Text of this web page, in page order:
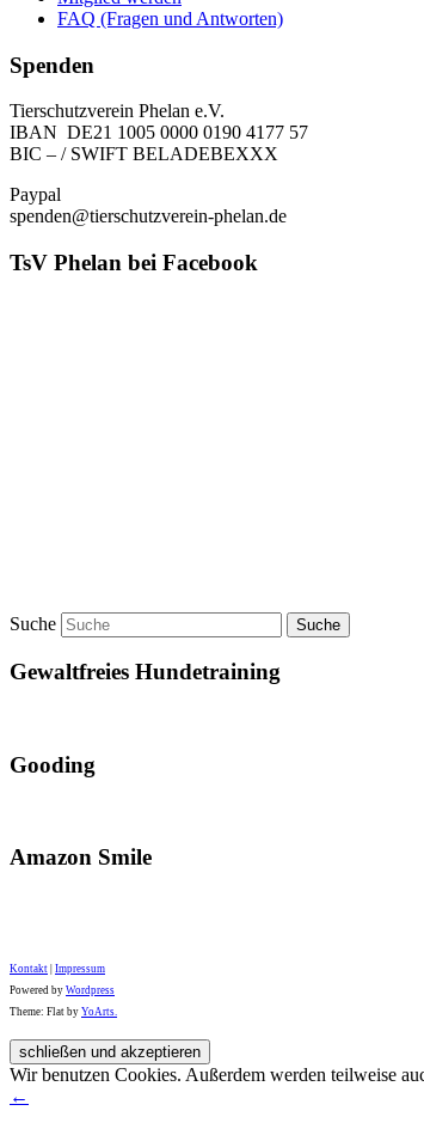
FAQ (Fragen und Antworten)
Spenden
Tierschutzverein Phelan e.V.
IBAN DE21 1005 0000 0190 4177 57
BIC – / SWIFT BELADEBEXXX
Paypal
spenden@tierschutzverein-phelan.de
TsV Phelan bei Facebook
Suche
Gewaltfreies Hundetraining
Gooding
Amazon Smile
Kontakt Impressum
Powered by Wordpress
Theme: Flat by YoArts.
Wir benutzen Cookies. Außerdem werden teilweise
←